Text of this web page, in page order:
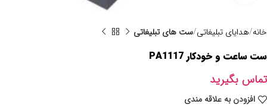
خانه هدایای تبلیغاتی ست های تبلیغاتی
ست ساعت و خودکار PA1117
تماس بگیرید
افزودن به علاقه مندی